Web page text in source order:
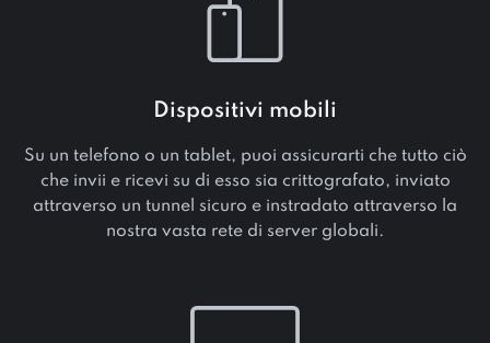
Dispositivi mobili
Su un telefono o un tablet, puoi assicurarti che tutto ciò
che invii e ricevi su di esso sia crittografato, inviato
attraverso un tunnel sicuro e instradato attraverso la
nostra vasta rete di server globali.